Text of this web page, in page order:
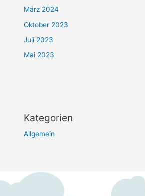
März 2024
Oktober 2023
Juli 2023
Mai 2023
Kategorien
Allgemein